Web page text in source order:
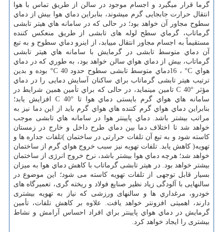
گرما قرار میگیرد و اجسام موجود در سالن از طریق تماس با هوا
انتقال حرارت جابجایی گرم میشوند، بنابراین دماي هوا بیش از دماي
سطوح مجاور آن خواهد بود؛ در حالی كه در سامانه هاي هیتر تابشی
گرماتاب، گرماي سطح لوله های تابشی از طریق منعکس کننده
مستقیماً به اجسام مجاور انتقال مییابد، از اینرو دماي سطوح و به تبع
آن دماي متوسط تابشی در گرمایش با سامانه هاي هیتر تابشی
گرماتاب، بیش از دماي هواي سالن خواهد بود، به طوري كه در دماي
هواي °C ، 16دماي متوسط تابشی سطوح حدود°C 40 بوده و بدین
ترتیب هیتر تابشی گرماتاب براي ساكنان آسایش دمایی را در دماي
مؤثر
C 40° تامین مینماید، در حالی كه براي تأمین همین شرایط در
سامانه هاي هواي گرم بایستی دماي هوا تا C 40°
افزایش یابد؛
بنابراین دماي هواي گرم كننده هاي هواي گرم باید از این دما نیز به
مراتب بیشتر باشد. دماي پایینتر هوا در سامانه هاي تابشی موجب
خواهد شد تا اختلاف دما بین دماي طرح داخل و خارج در زمستان
كاسته شود و به تبع آن تلفات حرارتی در ساختمان )تلفات جداره ها و
تهویه( كاهش یابد. تلفات تهویه نیز سبب خروج هواي گرم از ساختمان
خواهد شد؛ هرچه دماي هوا بیشتر باشد، نرخ خروج انرژی از ساختمان
بیشتر خواهد بود. در هیتر تابشی گرماتاب با كاهش دماي هوا به میزان
بسیار قابل توجهی از تلفات تهویه کاسته می شود؛ این موضوع در
سالنهایی با آلودگی زیاد نظیر صنایع فولاد و ریخته گری، تعمیرگاه های
خودرو، مرغداري ها و سالنهای ورزشی که نیاز به تهویه بیشتری
دارند، اهمیتی افزونتر خواهد یافت. علاوه بر كاهش تلفات، تأمین
گرمایش در دماي هواي پایینتر براي افراد احساس آرامش و نشاط
بیشتری را ایجاد خواهد كرد.